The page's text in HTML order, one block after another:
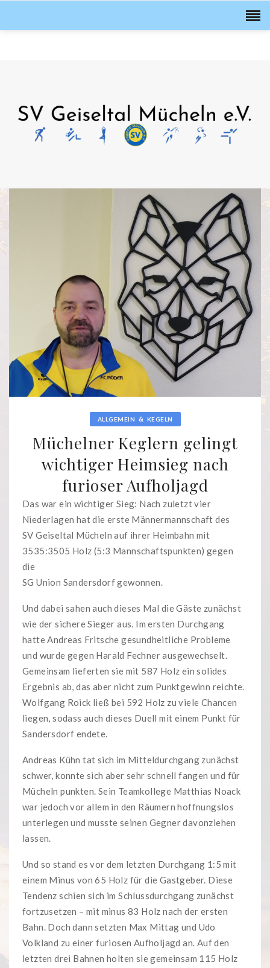
ALLGEMEIN & KEGELN
Müchelner Keglern gelingt
wichtiger Heimsieg nach
furioser Aufholjagd
Das war ein wichtiger Sieg: Nach zuletzt vier
Niederlagen hat die erste Männermannschaft des
SV Geiseltal Mücheln auf ihrer Heimbahn mit
3535:3505 Holz (5:3 Mannschaftspunkten) gegen
die
SG Union Sandersdorf gewonnen.
Und dabei sahen auch dieses Mal die Gäste zunächst
wie der sichere Sieger aus. Im ersten Durchgang
hatte Andreas Fritsche gesundheitliche Probleme
und wurde gegen Harald Fechner ausgewechselt.
Gemeinsam lieferten sie mit 587 Holz ein solides
Ergebnis ab, das aber nicht zum Punktgewinn reichte.
Wolfgang Roick ließ bei 592 Holz zu viele Chancen
liegen, sodass auch dieses Duell mit einem Punkt für
Sandersdorf endete.
Andreas Kühn tat sich im Mitteldurchgang zunächst
schwer, konnte sich aber sehr schnell fangen und für
Mücheln punkten. Sein Teamkollege Matthias Noack
war jedoch vor allem in den Räumern hoffnungslos
unterlegen und musste seinen Gegner davonziehen
lassen.
Und so stand es vor dem letzten Durchgang 1:5 mit
einem Minus von 65 Holz für die Gastgeber. Diese
Tendenz schien sich im Schlussdurchgang zunächst
fortzusetzen – mit minus 83 Holz nach der ersten
Bahn. Doch dann setzten Max Mittag und Udo
Volkland zu einer furiosen Aufholjagd an. Auf den
letzten drei Bahnen holten sie gemeinsam 115 Holz